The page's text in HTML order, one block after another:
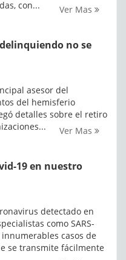
con... Ver Mas
no se
asesor del
del hemisferio
detalles sobre el retiro
Ver Mas
19 en nuestro
detectado en
como SARS-
innumerables casos de
se transmite fácilmente